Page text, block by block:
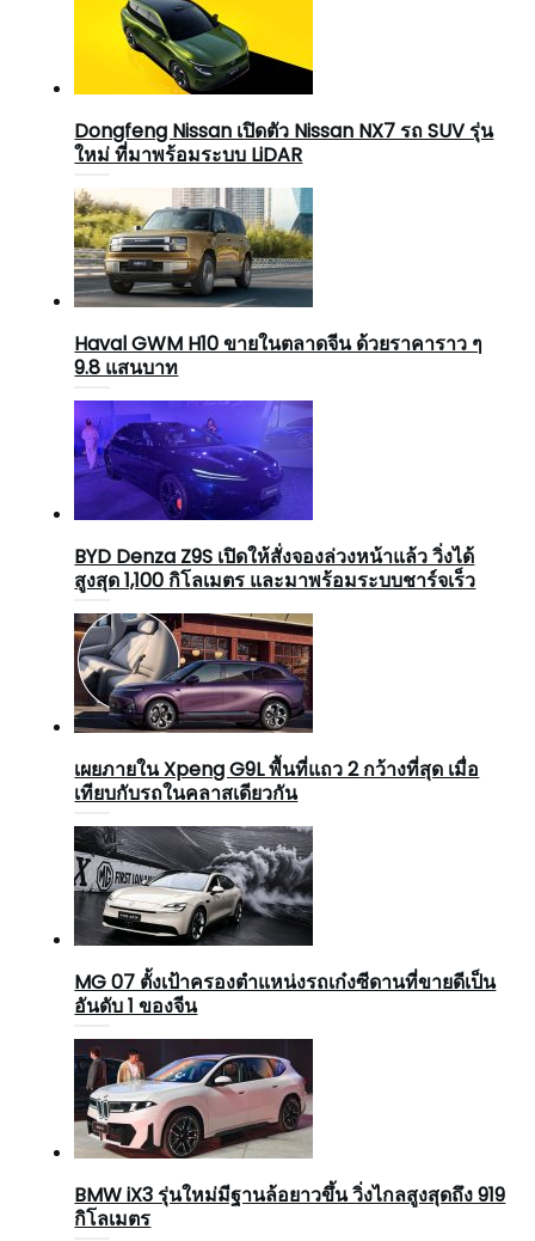
Dongfeng Nissan เปิดตัว Nissan NX7 รถ SUV รุ่น
ใหม่ ที่มาพร้อมระบบ LiDAR
Haval GWM H10 ขายในตลาดจีน ด้วยราคาราว ๆ
9.8 แสนบาท
BYD Denza Z9S เปิดให้สั่งจองล่วงหน้าแล้ว วิ่งได้
สูงสุด 1,100 กิโลเมตร และมาพร้อมระบบชาร์จเร็ว
เผยภายใน Xpeng G9L พื้นที่แถว 2 กว้างที่สุด เมื่อ
เทียบกับรถในคลาสเดียวกัน
MG 07 ตั้งเป้าครองตำแหน่งรถเก๋งซีดานที่ขายดีเป็น
อันดับ 1 ของจีน
BMW iX3 รุ่นใหม่มีฐานล้อยาวขึ้น วิ่งไกลสูงสุดถึง 919
กิโลเมตร